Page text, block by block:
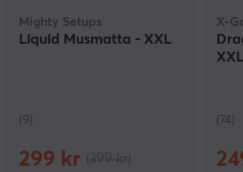
Mighty Setups
Liquid Musmatta - XXL
(9)
299 kr
X-
XXL
(74)